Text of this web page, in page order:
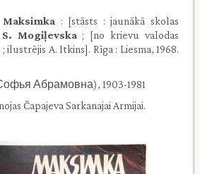
Maksimka : [stāsts : jaunākā skolas
S. Mogiļevska ; [no krievu valodas
ilustrējis A. Itkins]. Rīga : Liesma, 1968.
Абрамовна), 1903-1981
Čapajeva Sarkanajai Armijai.